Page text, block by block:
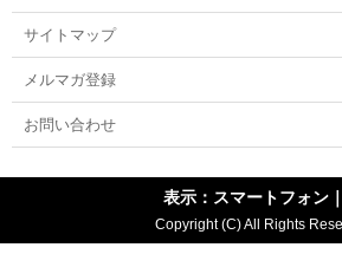
サイトマップ
メルマガ登録
お問い合わせ
表示：スマートフォン｜
Copyright (C) All Rights